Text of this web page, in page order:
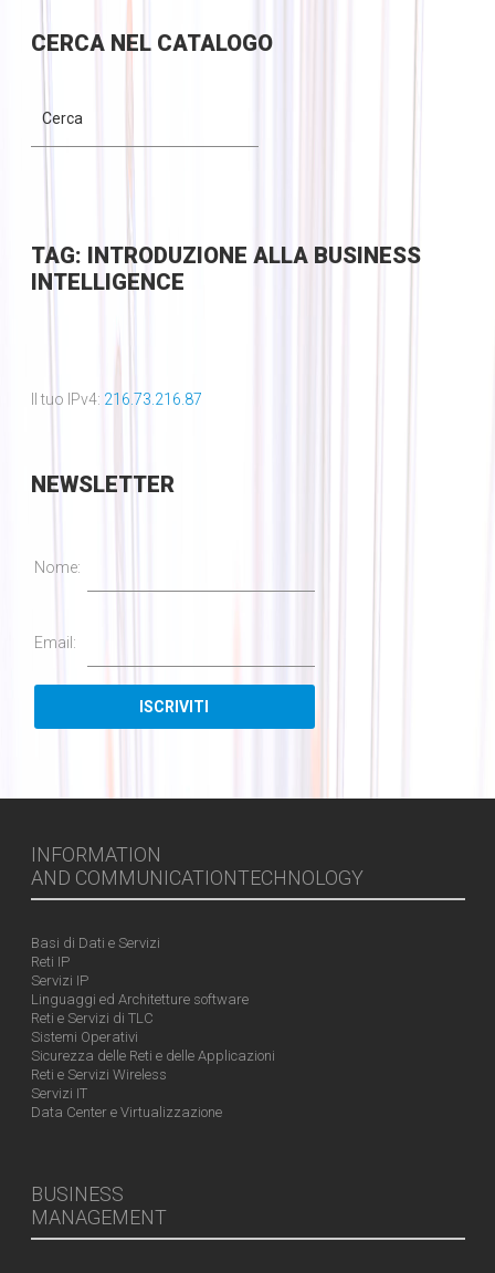
CERCANEL CATALOGO
TAG: INTRODUZIONE ALLA BUSINESS
INTELLIGENCE
Il tuo IPv4: 216.73.216.87
NEWSLETTER
Nome:
Email:
INFORMATION
AND COMMUNICATIONTECHNOLOGY
Basi di Dati e Servizi
Reti IP
Servizi IP
Linguaggi ed Architetture software
Reti e Servizi di TLC
Sistemi Operativi
Sicurezza delle Reti e delle Applicazioni
Reti e Servizi Wireless
Servizi IT
Data Center e Virtualizzazione
BUSINESS
MANAGEMENT